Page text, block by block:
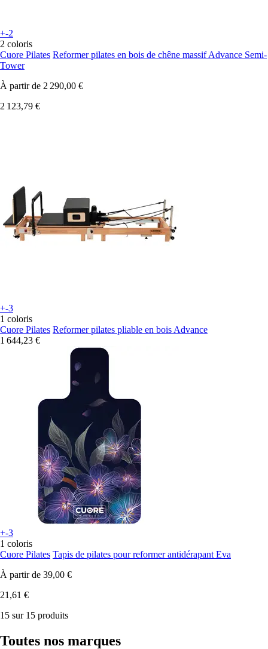
+-2
2 coloris
Cuore Pilates Reformer pilates en bois de chêne massif Advance Semi-
Tower
À partir de 2 290,00 €
2 123,79 €
+-3
1 coloris
Cuore Pilates Reformer pilates pliable en bois Advance
1 644,23 €
+-3
1 coloris
Cuore Pilates Tapis de pilates pour reformer antidérapant Eva
À partir de 39,00 €
21,61 €
15 sur 15 produits
Toutes nos marques